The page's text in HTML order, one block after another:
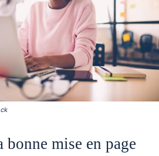
bonne mise en page